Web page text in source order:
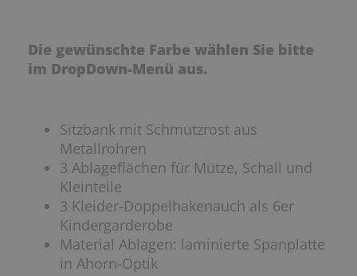
Die gewünschte Farbe wählen Sie bitte
im DropDown-Menü aus.
Sitzbank mit Schmutzrost aus
Metallrohren
3 Ablageflächen für Mütze, Schall und
Kleinteile
3 Kleider-Doppelhakenauch als 6er
Kindergarderobe
Material Ablagen: laminierte Spanplatte
in Ahorn-Optik